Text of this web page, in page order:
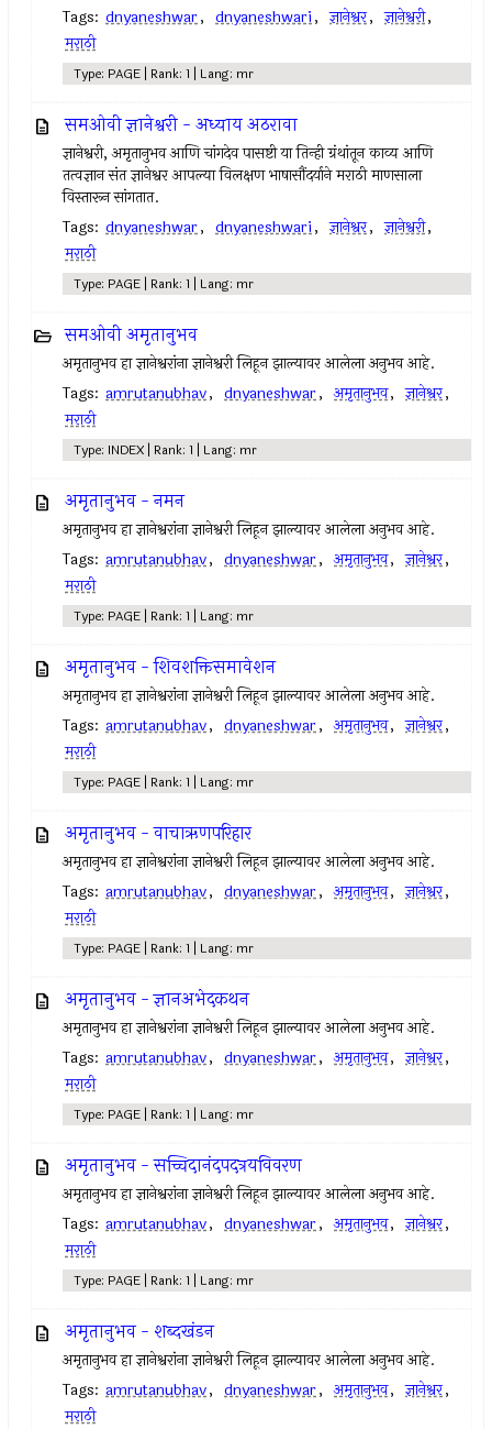
Tags: dnyaneshwar, dnyaneshwari, ज्ञानेश्वर, ज्ञानेश्वरी,
मराठी
Type: PAGE | Rank: 1 | Lang: mr
समओवी ज्ञानेश्वरी - अध्याय अठरावा
ज्ञानेश्वरी, अमृतानुभव आणि चांगदेव पासष्टी या तिन्ही ग्रंथांतून काव्य आणि
तत्वज्ञान संत ज्ञानेश्वर आपल्या विलक्षण भाषासौंदर्याने मराठी माणसाला
विस्तारून सांगतात.
Tags: dnyaneshwar, dnyaneshwari, ज्ञानेश्वर, ज्ञानेश्वरी,
मराठी
Type: PAGE | Rank: 1 | Lang: mr
समओवी अमृतानुभव
अमृतानुभव हा ज्ञानेश्वरांना ज्ञानेश्वरी लिहून झाल्यावर आलेला अनुभव आहे.
Tags: amrutanubhav, dnyaneshwar, अमृतानुभव, ज्ञानेश्वर,
मराठी
Type: INDEX | Rank: 1 | Lang: mr
अमृतानुभव - नमन
अमृतानुभव हा ज्ञानेश्वरांना ज्ञानेश्वरी लिहून झाल्यावर आलेला अनुभव आहे.
Tags: amrutanubhav, dnyaneshwar, अमृतानुभव, ज्ञानेश्वर,
मराठी
Type: PAGE | Rank: 1 | Lang: mr
अमृतानुभव - शिवशक्तिसमावेशन
अमृतानुभव हा ज्ञानेश्वरांना ज्ञानेश्वरी लिहून झाल्यावर आलेला अनुभव आहे.
Tags: amrutanubhav, dnyaneshwar, अमृतानुभव, ज्ञानेश्वर,
मराठी
Type: PAGE | Rank: 1 | Lang: mr
अमृतानुभव - वाचाऋणपरिहार
अमृतानुभव हा ज्ञानेश्वरांना ज्ञानेश्वरी लिहून झाल्यावर आलेला अनुभव आहे.
Tags: amrutanubhav, dnyaneshwar, अमृतानुभव, ज्ञानेश्वर,
मराठी
Type: PAGE | Rank: 1 | Lang: mr
अमृतानुभव - ज्ञानअभेदकथन
अमृतानुभव हा ज्ञानेश्वरांना ज्ञानेश्वरी लिहून झाल्यावर आलेला अनुभव आहे.
Tags: amrutanubhav, dnyaneshwar, अमृतानुभव, ज्ञानेश्वर,
मराठी
Type: PAGE | Rank: 1 | Lang: mr
अमृतानुभव - सच्चिदानंदपदत्रयविवरण
अमृतानुभव हा ज्ञानेश्वरांना ज्ञानेश्वरी लिहून झाल्यावर आलेला अनुभव आहे.
Tags: amrutanubhav, dnyaneshwar, अमृतानुभव, ज्ञानेश्वर,
मराठी
Type: PAGE | Rank: 1 | Lang: mr
अमृतानुभव - शब्दखंडन
अमृतानुभव हा ज्ञानेश्वरांना ज्ञानेश्वरी लिहून झाल्यावर आलेला अनुभव आहे.
Tags: amrutanubhav, dnyaneshwar, अमृतानुभव, ज्ञानेश्वर,
मराठी